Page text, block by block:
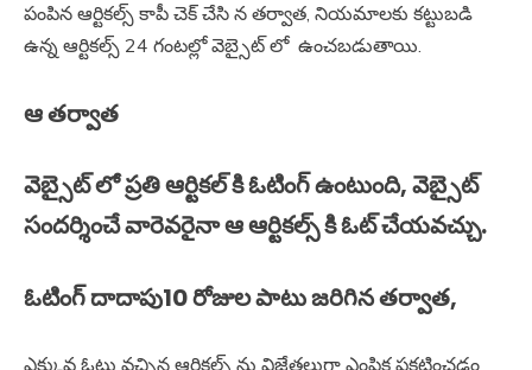
పంపిన ఆర్టికల్స్ కాపీ చెక్ చేసి న తర్వాత, నియమాలకు కట్టుబడి
ఉన్న ఆర్టికల్స్ 24 గంటల్లో వెబ్సైట్ లో ఉంచబడుతాయి.
ఆ తర్వాత
వెబ్సైట్ లో ప్రతి ఆర్టికల్ కి ఓటింగ్ ఉంటుంది, వెబ్సైట్
సందర్శించే వారెవరైనా ఆ ఆర్టికల్స్ కి ఓట్ చేయవచ్చు.
ఓటింగ్ దాదాపు10 రోజుల పాటు జరిగిన తర్వాత,
ఎక్కువ ఓట్లు వచ్చిన ఆర్టికల్స్ ను విజేతలుగా ఎంపిక ప్రకటించడం